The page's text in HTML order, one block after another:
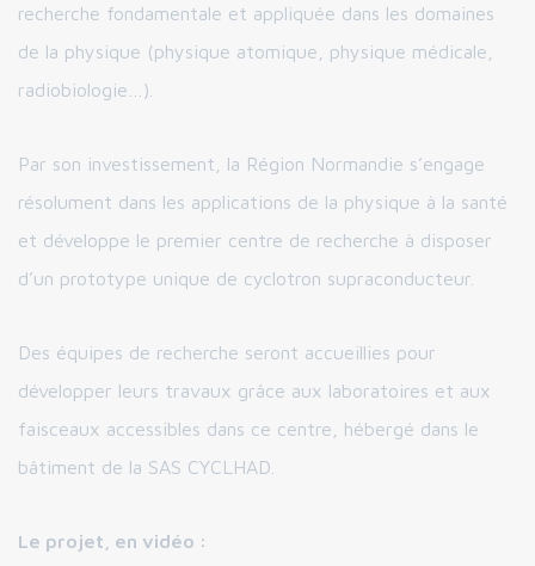
recherche fondamentale et appliquée dans les domaines
de la physique (physique atomique, physique médicale,
radiobiologie…).
Par son investissement, la Région Normandie s’engage
résolument dans les applications de la physique à la santé
et développe le premier centre de recherche à disposer
d’un prototype unique de cyclotron supraconducteur.
Des équipes de recherche seront accueillies pour
développer leurs travaux grâce aux laboratoires et aux
faisceaux accessibles dans ce centre, hébergé dans le
bâtiment de la SAS CYCLHAD.
Le projet, en vidéo :